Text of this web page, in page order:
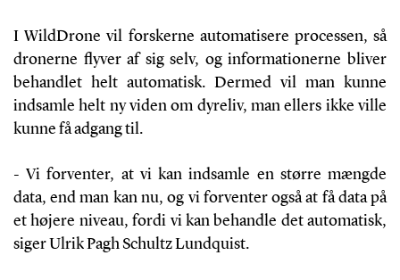
I WildDrone vil forskerne automatisere processen, så
dronerne flyver af sig selv, og informationerne bliver
behandlet helt automatisk. Dermed vil man kunne
indsamle helt ny viden om dyreliv, man ellers ikke ville
kunne få adgang til.
- Vi forventer, at vi kan indsamle en større mængde
data, end man kan nu, og vi forventer også at få data på
et højere niveau, fordi vi kan behandle det automatisk,
siger Ulrik Pagh Schultz Lundquist.